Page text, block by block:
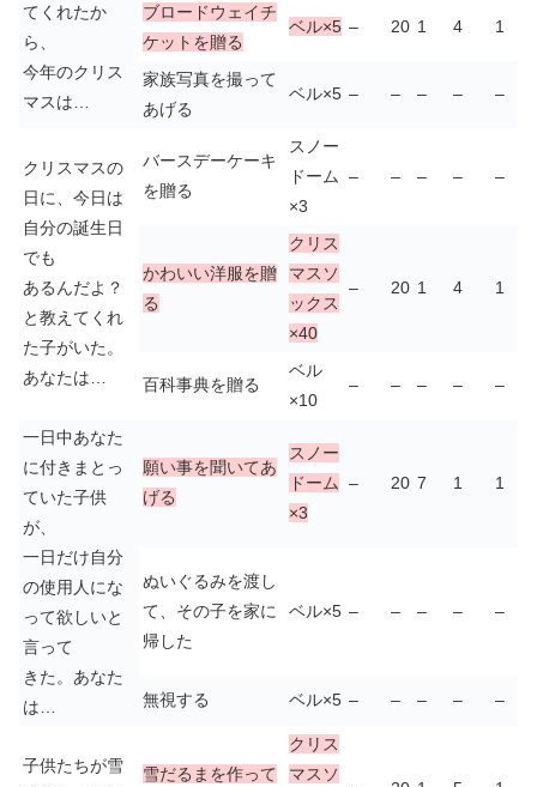
てくれたか
ら、
今年のクリス
マスは…
ブロードウェイチ
ケットを贈る
ベル×5 – 20 1 4 1
家族写真を撮って
あげる
ベル×5 – – – – –
クリスマスの
日に、今日は
自分の誕生日
でも
あるんだよ？
と教えてくれ
た子がいた。
あなたは…
バースデーケーキ
を贈る
スノー
ドーム
×3
– – – – –
かわいい洋服を贈
る
クリス
マスソ
ックス
×40
– 20 1 4 1
百科事典を贈る
ベル
×10
– – – – –
一日中あなた
に付きまとっ
ていた子供
が、
一日だけ自分
の使用人にな
って欲しいと
言って
きた。あなた
は…
願い事を聞いてあ
げる
スノー
ドーム
×3
– 20 7 1 1
ぬいぐるみを渡し
て、その子を家に
帰した
ベル×5 – – – – –
無視する ベル×5 – – – – –
子供たちが雪
雪だるまを作って
クリス
マスソ